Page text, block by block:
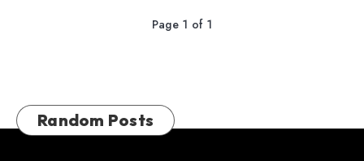
Page 1 of 1
Random Posts